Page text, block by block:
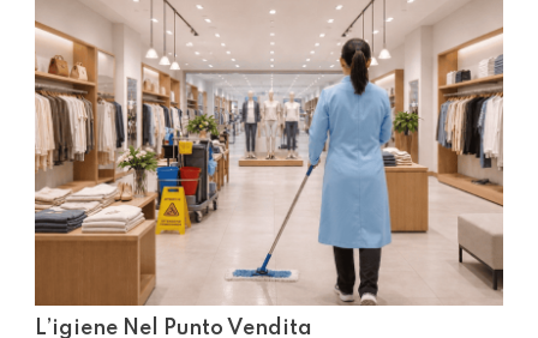
L’igiene Nel Punto Vendita